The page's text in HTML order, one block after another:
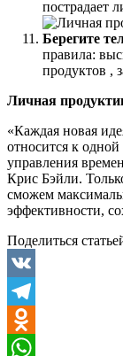
пострадает
Берегите
правила:
продуктов ,
Личная
«Каждая новая
относится к
управления
Крис Бэйли.
сможем
эффективности,
Поделиться
VK
Telegram
Odnoklassniki